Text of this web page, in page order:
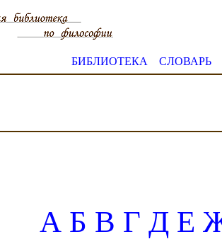
БИБЛИОТЕКА СЛОВАРЬ
А Б В Г Д Е